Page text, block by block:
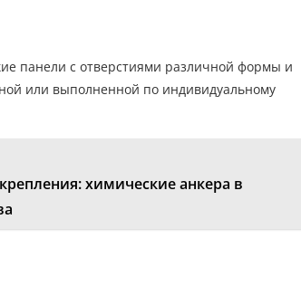
панели с отверстиями различной формы и
или выполненной по индивидуальному
химические анкера в